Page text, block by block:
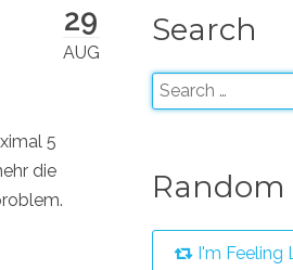
29
AUG
5
die
Search
I'm Feeling